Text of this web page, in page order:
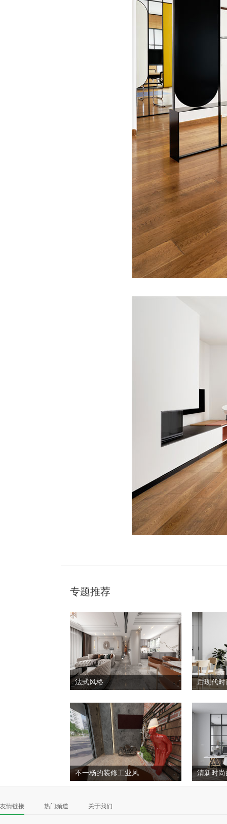
专题推荐
法式风格 后现代
不一杨的装修工业风 清新时尚
友情链接 热门频道 关于我们